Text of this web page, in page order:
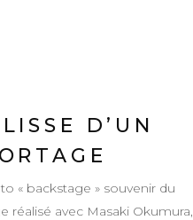
D’UN
« backstage » souvenir du
réalisé avec Masaki Okumura,